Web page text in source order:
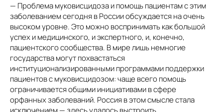
— Проблема муковисцидоза и помощь пациентам с этим
заболеванием сегодня в России обсуждается на очень
высоком уровне. Это можно воспринимать как большой
успех и медицинского, и экспертного, и, конечно,
пациентского сообщества. В мире лишь немногие
государства могут похвастаться
институционализированными программами поддержки
пациентов с муковисцидозом: чаще всего помощь
ограничивается общими инициативами в сфере
орфанных заболеваний. Россия в этом смысле стала